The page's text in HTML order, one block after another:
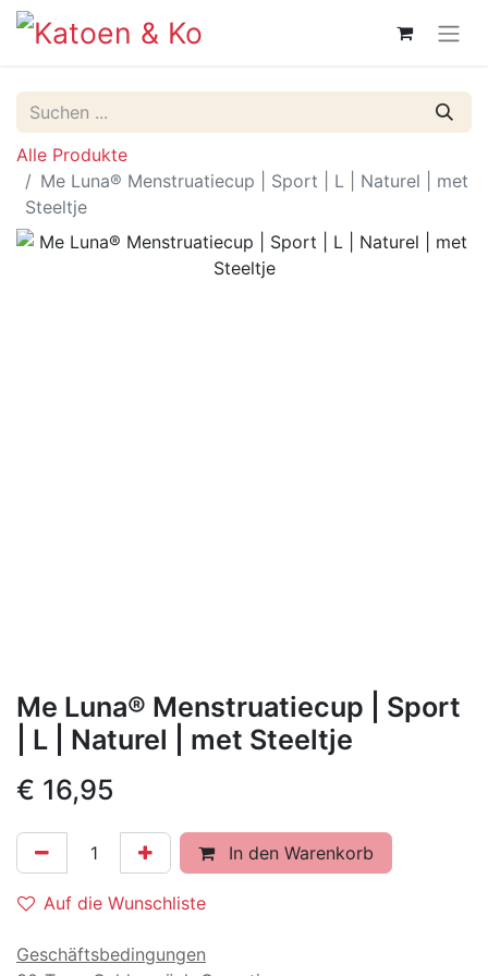
Alle Produkte
Me Luna® Menstruatiecup | Sport | L | Naturel | met
Steeltje
Me Luna® Menstruatiecup | Sport
| L | Naturel | met Steeltje
€ 16,95
In den Warenkorb
Auf die Wunschliste
Geschäftsbedingungen